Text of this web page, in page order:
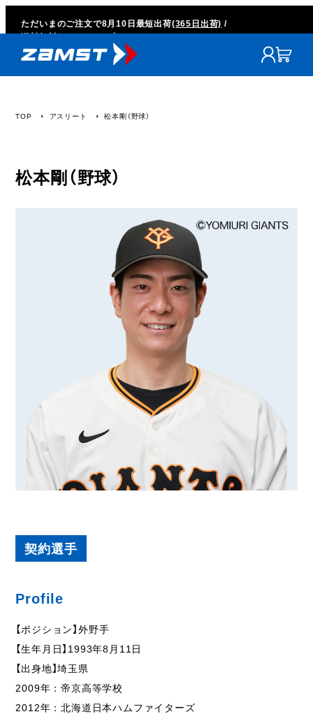
ただいまのご注文で8月10日 最短出荷(365日出荷) /
TOP アスリート 松本剛（野球）
松本剛（野球）
契約選手
Profile
【ポジション】外野手
【生年月日】1993年8月11日
【出身地】埼玉県
2009年：帝京高等学校
2012年：北海道日本ハムファイターズ